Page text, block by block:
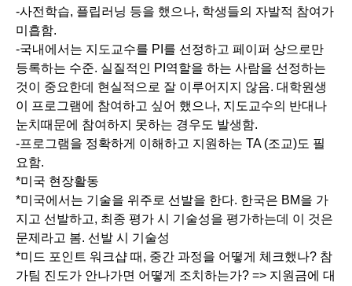
-사전학습, 플립러닝 등을 했으나, 학생들의 자발적 참여가
미흡함.
-국내에서는 지도교수를 PI를 선정하고 페이퍼 상으로만
등록하는 수준. 실질적인 PI역할을 하는 사람을 선정하는
것이 중요한데 현실적으로 잘 이루어지지 않음. 대학원생
이 프로그램에 참여하고 싶어 했으나, 지도교수의 반대나
눈치때문에 참여하지 못하는 경우도 발생함.
-프로그램을 정확하게 이해하고 지원하는 TA (조교)도 필
요함.
*미국 현장활동
*미국에서는 기술을 위주로 선발을 한다. 한국은 BM을 가
지고 선발하고, 최종 평가 시 기술성을 평가하는데 이 것은
문제라고 봄. 선발 시 기술성
*미드 포인트 워크샵 때, 중간 과정을 어떻게 체크했나? 참
가팀 진도가 안나가면 어떻게 조치하는가? => 지원금에 대